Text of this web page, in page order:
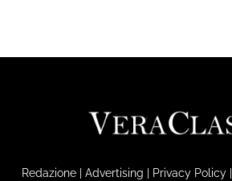
Redazione| Advertising | Privacy Policy|